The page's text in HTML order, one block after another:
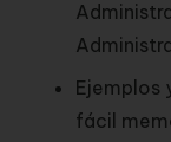
Ejemplos
fácil